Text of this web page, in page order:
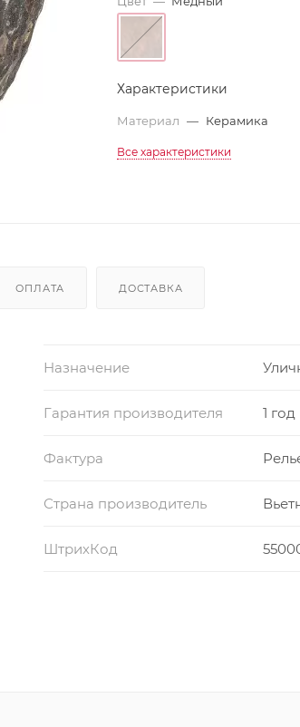
Характеристики
Материал — Керамика
Все характеристики
ОПЛАТА ДОСТАВКА
Назначение
Гарантия производителя 1 год
Фактура
Страна производитель
ШтрихКод